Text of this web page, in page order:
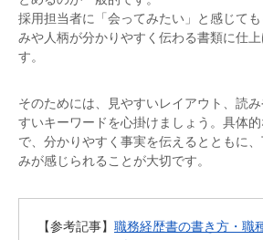
採用担当者に「会ってみたい」と感じて
みや人柄が分かりやすく伝わる書類に仕
す。
そのためには、見やすいレイアウト、読
すいキーワードを心掛けましょう。具体
で、分かりやすく事実を伝えるとともに
みが感じられることが大切です。
【参考記事】 職務経歴書の書き方・職